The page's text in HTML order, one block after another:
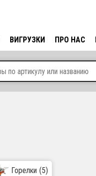
ВИГРУЗКИ ПРО НАС
Горелки (5)